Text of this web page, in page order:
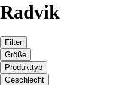
Radvik
Filter
Größe
Produkttyp
Geschlecht